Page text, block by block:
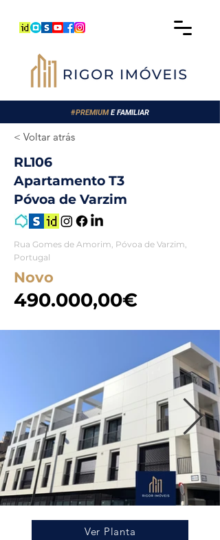
#PREMIUME FAMILIAR
< Voltar atrás
RL106
Apartamento T3
Póvoa de Varzim
Rua Gomes de Amorim, Póvoa de Varzim,
Portugal
Novo
490.000,00€
Ver Planta